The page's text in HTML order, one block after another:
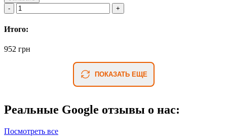
Итого:
952 грн
ПОКАЗАТЬ ЕЩЕ
Реальные Google отзывы о нас:
Посмотреть все